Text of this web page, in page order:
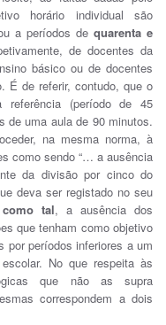
horário individual são
a períodos dequarenta e
de docentes da
básico ou de docentes
É de referir, contudo, que o
referência (período de 45
de uma aula de 90 minutos.
na mesma norma, à
como sendo “… a ausência
da divisão por cinco do
deva ser registado no seu
tal, a ausência dos
que tenham como objetivo
por períodos inferiores a um
No que respeita às
que não as supra
correspondem a dois